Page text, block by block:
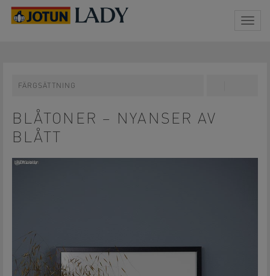
FÄRGSÄTTNING
BLÅTONER – NYANSER AV
BLÅTT